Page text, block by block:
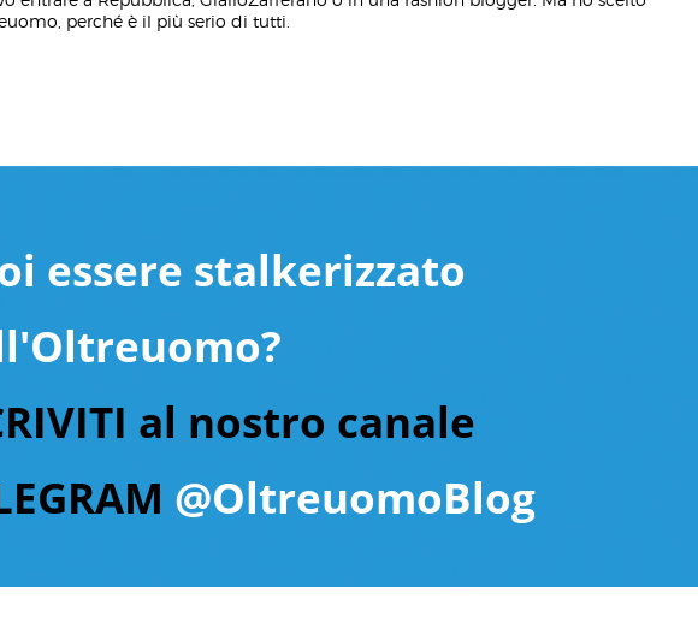
perché è il più serio di tutti.
essere stalkerizzato
al nostro canale
@OltreuomoBlog